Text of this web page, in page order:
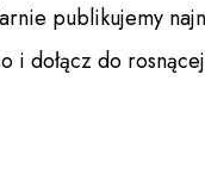
publikujemy
dołącz do